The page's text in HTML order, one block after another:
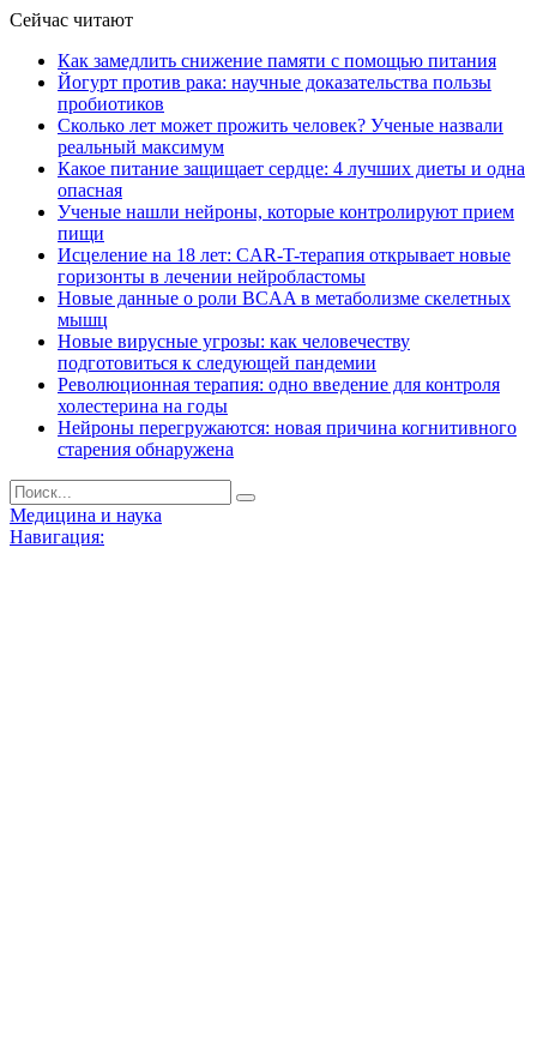
Сейчас читают
Как замедлить снижение памяти с помощью питания
Йогурт против рака: научные доказательства пользы
пробиотиков
Сколько лет может прожить человек? Ученые назвали
реальный максимум
Какое питание защищает сердце: 4 лучших диеты и одна
опасная
Ученые нашли нейроны, которые контролируют прием
пищи
Исцеление на 18 лет: CAR-T-терапия открывает новые
горизонты в лечении нейробластомы
Новые данные о роли BCAA в метаболизме скелетных
мышц
Новые вирусные угрозы: как человечеству
подготовиться к следующей пандемии
Революционная терапия: одно введение для контроля
холестерина на годы
Нейроны перегружаются: новая причина когнитивного
старения обнаружена
Медицина и наука
Навигация: